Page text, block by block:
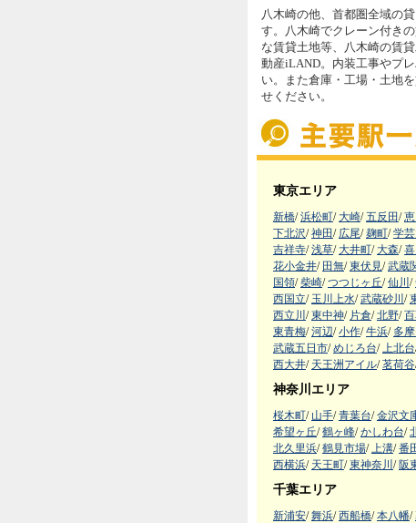
八木崎の他、首都圏全域の
す。八木崎でクレーン付き
な賃貸土地等、八木崎の賃
動産iLAND。内装工事やプ
い。また倉庫・工場・土地
せください。
東京エリア
新橋/ 浜松町/ 大崎/ 五反田/
下北沢/ 神田/ 広尾/ 麹町/ 学
吉祥寺/ 浅草/ 大井町/ 大森/
花小金井/ 田無/ 東伏見/ 武蔵
国領/ 柴崎/ つつじヶ丘/ 仙川 /
西国立/ 玉川上水/ 武蔵砂川 /
西立川 / 東中神/ 片倉/ 北野/
東青梅/ 河辺/ 小作/ 牛浜/ 多
武蔵五日市/ めじろ台/ 上北台
西大井/ 天王洲アイル/ 茗荷谷
神奈川エリア
桜木町/ 山手/ 青葉台/ 金沢文
希望ヶ丘/ 鶴ヶ峰/ かしわ台/
北久里浜/ 鶴見市場/ 上溝/ 番
西横浜/ 天王町/ 東神奈川 / 阪
千葉エリア
新浦安/ 舞浜/ 西船橋/ 本八幡/